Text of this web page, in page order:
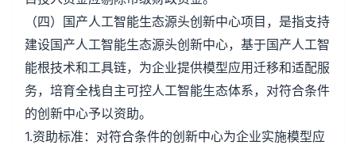
（四）国产人工智能生态源头创新中心项目，是指支持
建设国产人工智能生态源头创新中心，基于国产人工智
能根技术和工具链，为企业提供模型应用迁移和适配服
务，培育全栈自主可控人工智能生态体系，对符合条件
的创新中心予以资助。
1.资助标准：对符合条件的创新中心为企业实施模型应